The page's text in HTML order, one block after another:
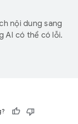
nội dung sang
AI có thể có lỗi.